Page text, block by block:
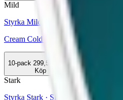
Mild
Styrka Mild · Slim
Cream Cold As Ice Cool Mint 2
10-pack 299,50 kr
Köp
Stark
Styrka Stark · Slim